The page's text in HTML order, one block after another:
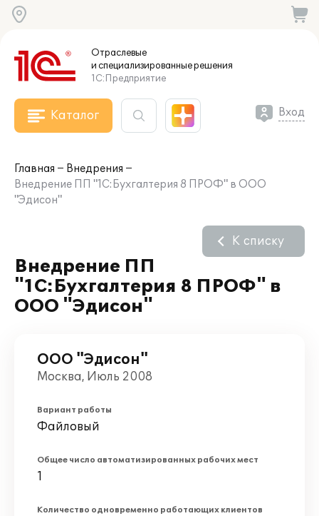
Отраслевые
и специализированныерешения
1С:Предприятие
Каталог Вход
Главная
Внедрения
Внедрение ПП "1С:Бухгалтерия 8 ПРОФ" в ООО
"Эдисон"
Внедрение ПП
"1С:Бухгалтерия 8 ПРОФ" в
ООО "Эдисон"
К списку
ООО "Эдисон"
Москва, Июль 2008
Вариант работы
Файловый
Общее число автоматизированных рабочих мест
1
Количество одновременно работающих клиентов